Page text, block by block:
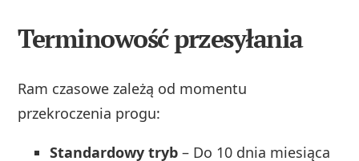
Terminowość przesyłania
Ram czasowe zależą od momentu
przekroczenia progu:
Standardowy tryb – Do 10 dnia miesiąca